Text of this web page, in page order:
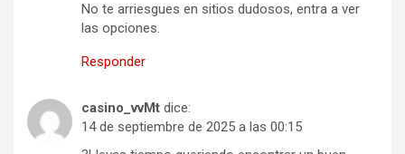
No te arriesgues en sitios dudosos, entra a ver
las opciones.
Responder
casino_vvMt dice:
14 de septiembre de 2025 a las 00:15